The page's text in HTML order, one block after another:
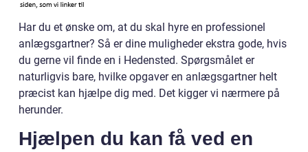
Har du et ønske om, at du skal hyre en professionel
anlægsgartner? Så er dine muligheder ekstra gode, hvis
du gerne vil finde en i Hedensted. Spørgsmålet er
naturligvis bare, hvilke opgaver en anlægsgartner helt
præcist kan hjælpe dig med. Det kigger vi nærmere på
herunder.
Hjælpen du kan få ved en